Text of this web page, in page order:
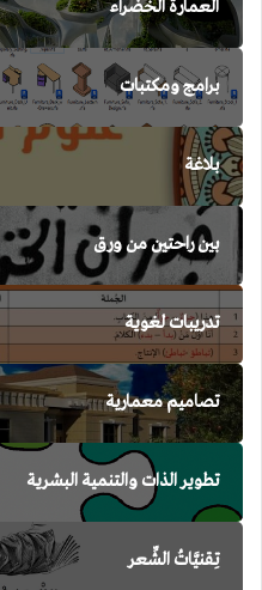
العمارة الخضراء
برامج ومكتبات
بلاغة
بين راحتين من ورق
تدريبات لغوية
تصاميم معمارية
تطوير الذات والتنمية البشرية
تِقنيَّاتُ الشِّعر